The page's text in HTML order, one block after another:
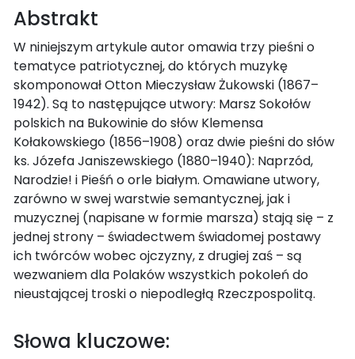
Abstrakt
W niniejszym artykule autor omawia trzy pieśni o
tematyce patriotycznej, do których muzykę
skomponował Otton Mieczysław Żukowski (1867–
1942). Są to następujące utwory: Marsz Sokołów
polskich na Bukowinie do słów Klemensa
Kołakowskiego (1856–1908) oraz dwie pieśni do słów
ks. Józefa Janiszewskiego (1880–1940): Naprzód,
Narodzie! i Pieśń o orle białym. Omawiane utwory,
zarówno w swej warstwie semantycznej, jak i
muzycznej (napisane w formie marsza) stają się – z
jednej strony – świadectwem świadomej postawy
ich twórców wobec ojczyzny, z drugiej zaś – są
wezwaniem dla Polaków wszystkich pokoleń do
nieustającej troski o niepodległą Rzeczpospolitą.
Słowa kluczowe: